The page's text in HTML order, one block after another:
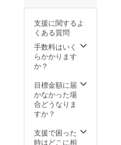
糖質
ケーキ
セット
をぜひ
味わっ
てみて
状況に
よって
メ
となる
召し上
がり頂
けま
す。 ※
お好み
で香辛
のもお
スス
メ！ 糖
エット
中の
ら、ご
友人も
驚かれ
ると思
いま
す。 ※
始の有
効期限
は2021
す。 低
糖質
す。 ご
一緒に
ご来店
してい
ただき
「ハイ
をお願
いしま
す」と
ドヤ顔
文して
くださ
支援に関するよ
くある質問
手数料はいく
らかかります
か？
目標金額に届
かなかった場
合どうなりま
すか？
支援で困った
時はどこに相